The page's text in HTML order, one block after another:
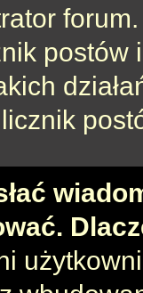
postów